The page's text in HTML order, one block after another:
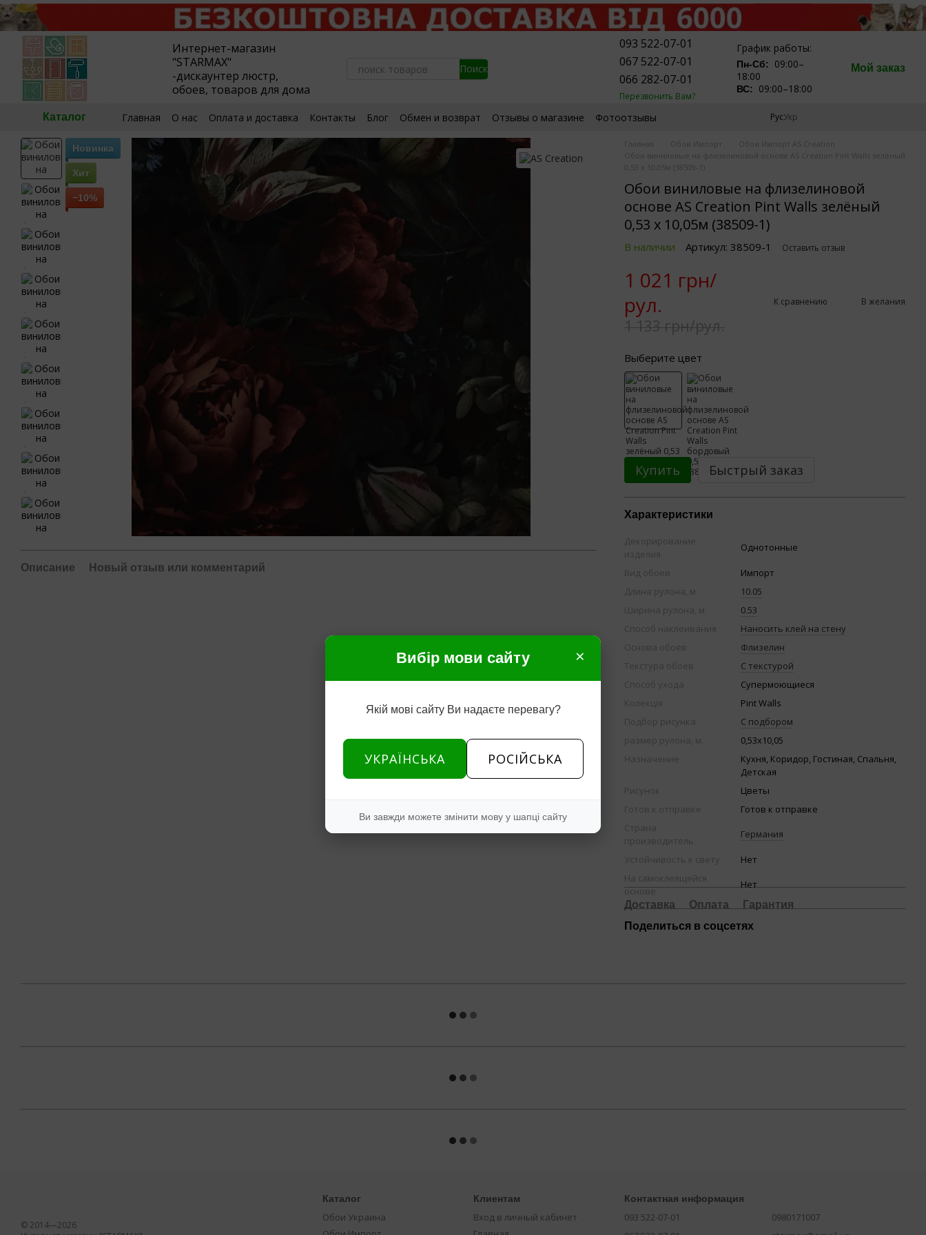
Перейти к основному контенту
Интернет-магазин
"STARMAX"
-дискаунтер люстр,
обоев, товаров для дома
093 522-07-01
067 522-07-01
066 282-07-01
Перезвонить Вам?
График работы:
Пн-Сб:
09:00–
18:00
ВС: 09:00–18:00
Мой заказ
Каталог Главная О нас Оплата и доставка Контакты Блог Обмен и возврат Отзывы о магазине
Фотоотзывы
РусУкр
Новинка
Хит
−10%
Описание Новый отзыв или комментарий
Главная Обои Импорт
Обои Импорт AS Creation
Обои виниловые на флизелиновой основе AS Creation Pint Walls зелёный
0,53 х 10,05м (38509-1)
Обои виниловые на флизелиновой
основе AS Creation Pint Walls зелёный
0,53 х 10,05м (38509-1)
В наличии Артикул: 38509-1 Оставить отзыв
1 021 грн/
рул.
1 133 грн/рул.
К сравнению В желания
Выберите цвет
Купить Быстрый заказ
Характеристики
Декорирование
изделия
Однотонные
Вид обоев
Импорт
Длина рулона, м
10.05
Ширина рулона, м
0.53
Способ наклеивания
Наносить клей на стену
Основа обоев
Флизелин
Текстура обоев
С текстурой
Способ ухода
Супермоющиеся
Колекція
Pint Walls
Подбор рисунка
С подбором
размер рулона, м.
0,53х10,05
Назначение
Кухня, Коридор, Гостиная, Спальня,
Детская
Рисунок
Цветы
Готов к отправке
Готов к отправке
Страна
производитель
Германия
Устойчивость к свету
Нет
На самоклеящейся
основе
Нет
Доставка Оплата
Гарантия
Поделиться в соцсетях
© 2014—2026
Каталог
Обои Украина
Клиентам
Вход в личный кабинет
Контактная информация
093 522-07-01
0980171007
Вибір мови сайту ×
Якій мові сайту Ви надаєте перевагу?
УКРАЇНСЬКА РОСІЙСЬКА
Ви завжди можете змінити мову у шапці сайту